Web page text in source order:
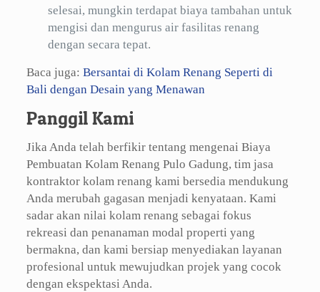
selesai, mungkin terdapat biaya tambahan untuk
mengisi dan mengurus air fasilitas renang
dengan secara tepat.
Baca juga: Bersantai di Kolam Renang Seperti di
Bali dengan Desain yang Menawan
Panggil Kami
Jika Anda telah berfikir tentang mengenai Biaya
Pembuatan Kolam Renang Pulo Gadung, tim jasa
kontraktor kolam renang kami bersedia mendukung
Anda merubah gagasan menjadi kenyataan. Kami
sadar akan nilai kolam renang sebagai fokus
rekreasi dan penanaman modal properti yang
bermakna, dan kami bersiap menyediakan layanan
profesional untuk mewujudkan projek yang cocok
dengan ekspektasi Anda.